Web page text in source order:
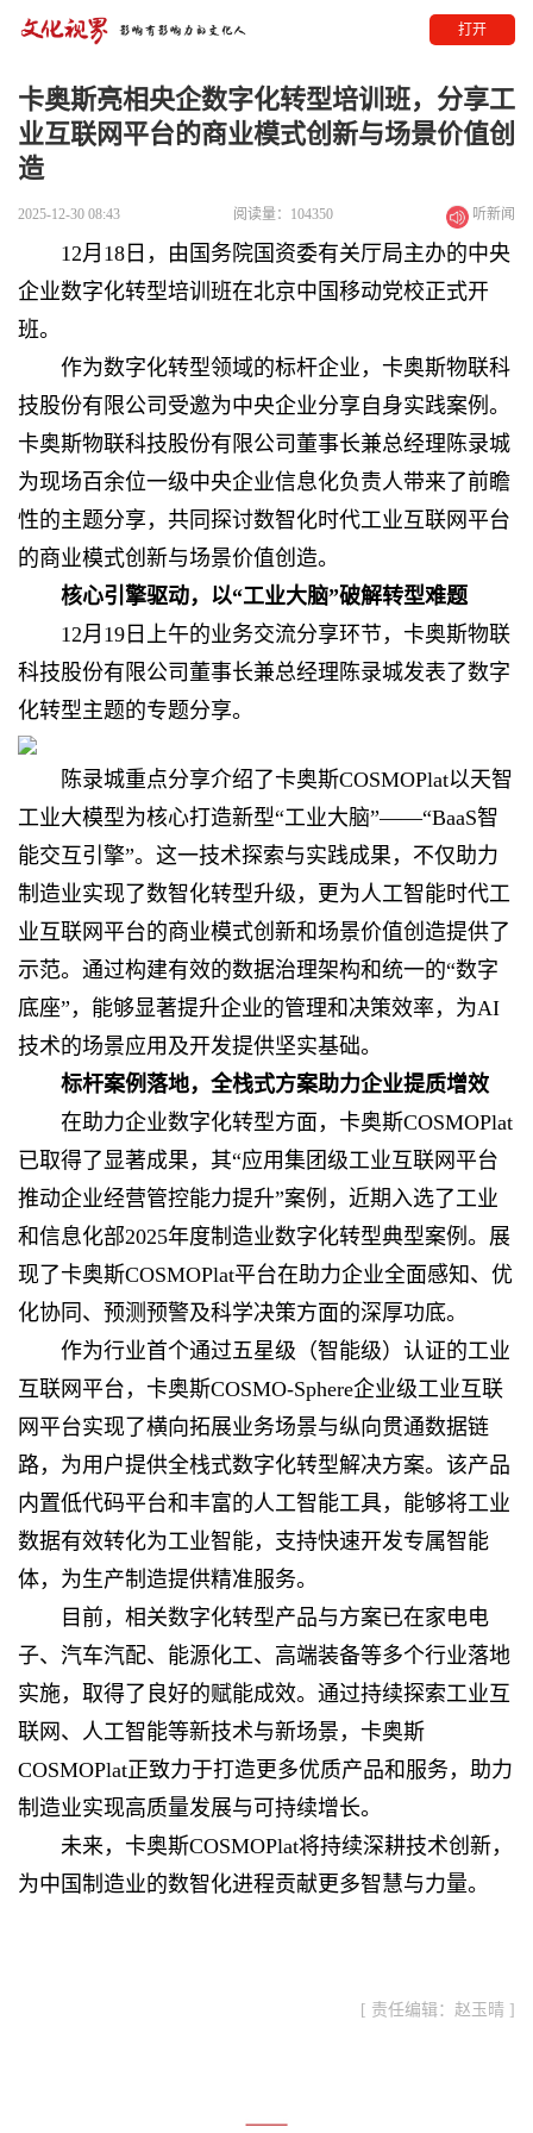
打开
卡奥斯亮相央企数字化转型培训班，分享工
业互联网平台的商业模式创新与场景价值创
造
2025-12-30 08:43 阅读量：104350 听新闻
12月18日，由国务院国资委有关厅局主办的中央
企业数字化转型培训班在北京中国移动党校正式开
班。
作为数字化转型领域的标杆企业，卡奥斯物联科
技股份有限公司受邀为中央企业分享自身实践案例。
卡奥斯物联科技股份有限公司董事长兼总经理陈录城
为现场百余位一级中央企业信息化负责人带来了前瞻
性的主题分享，共同探讨数智化时代工业互联网平台
的商业模式创新与场景价值创造。
核心引擎驱动，以“工业大脑”破解转型难题
12月19日上午的业务交流分享环节，卡奥斯物联
科技股份有限公司董事长兼总经理陈录城发表了数字
化转型主题的专题分享。
陈录城重点分享介绍了卡奥斯COSMOPlat以天智
工业大模型为核心打造新型“工业大脑”——“BaaS智
能交互引擎”。这一技术探索与实践成果，不仅助力
制造业实现了数智化转型升级，更为人工智能时代工
业互联网平台的商业模式创新和场景价值创造提供了
示范。通过构建有效的数据治理架构和统一的“数字
底座”，能够显著提升企业的管理和决策效率，为AI
技术的场景应用及开发提供坚实基础。
标杆案例落地，全栈式方案助力企业提质增效
在助力企业数字化转型方面，卡奥斯COSMOPlat
已取得了显著成果，其“应用集团级工业互联网平台
推动企业经营管控能力提升”案例，近期入选了工业
和信息化部2025年度制造业数字化转型典型案例。展
现了卡奥斯COSMOPlat平台在助力企业全面感知、优
化协同、预测预警及科学决策方面的深厚功底。
作为行业首个通过五星级（智能级）认证的工业
互联网平台，卡奥斯COSMO-Sphere企业级工业互联
网平台实现了横向拓展业务场景与纵向贯通数据链
路，为用户提供全栈式数字化转型解决方案。该产品
内置低代码平台和丰富的人工智能工具，能够将工业
数据有效转化为工业智能，支持快速开发专属智能
体，为生产制造提供精准服务。
目前，相关数字化转型产品与方案已在家电电
子、汽车汽配、能源化工、高端装备等多个行业落地
实施，取得了良好的赋能成效。通过持续探索工业互
联网、人工智能等新技术与新场景，卡奥斯
COSMOPlat正致力于打造更多优质产品和服务，助力
制造业实现高质量发展与可持续增长。
未来，卡奥斯COSMOPlat将持续深耕技术创新，
为中国制造业的数智化进程贡献更多智慧与力量。
[ 责任编辑：赵玉晴 ]